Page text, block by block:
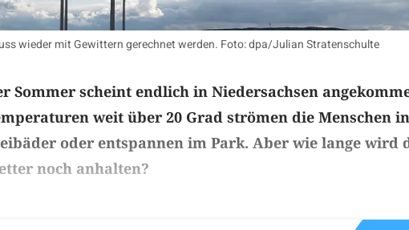
wieder mit Gewittern gerechnet werden. Foto: dpa/Julian Stratenschulte
Sommer scheint endlich in Niedersachsen
weit über 20 Grad strömen die Menschen
oder entspannen im Park. Aber wie lange wird
noch anhalten?